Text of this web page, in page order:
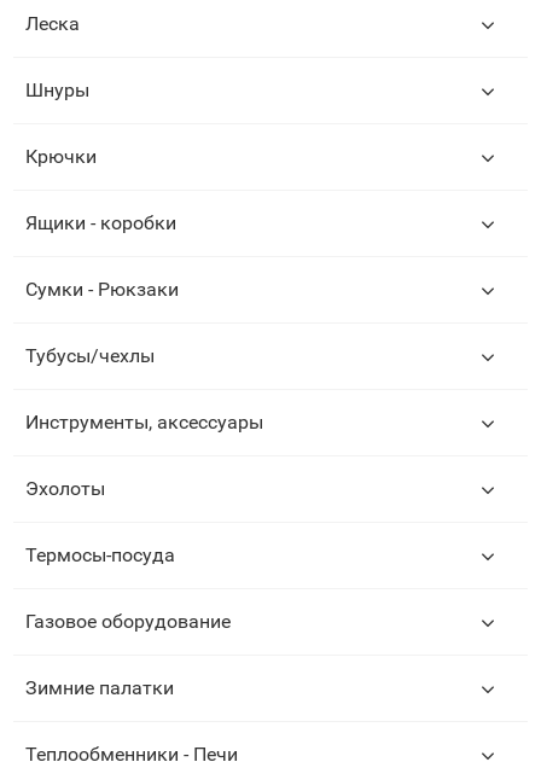
Леска
Шнуры
Крючки
Ящики - коробки
Сумки - Рюкзаки
Тубусы/чехлы
Инструменты, аксессуары
Эхолоты
Термосы-посуда
Газовое оборудование
Зимние палатки
Теплообменники - Печи